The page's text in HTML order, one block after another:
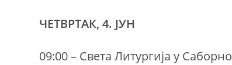
ЧЕТВРТАК, 4. ЈУН
09:00 – Света Литургија у